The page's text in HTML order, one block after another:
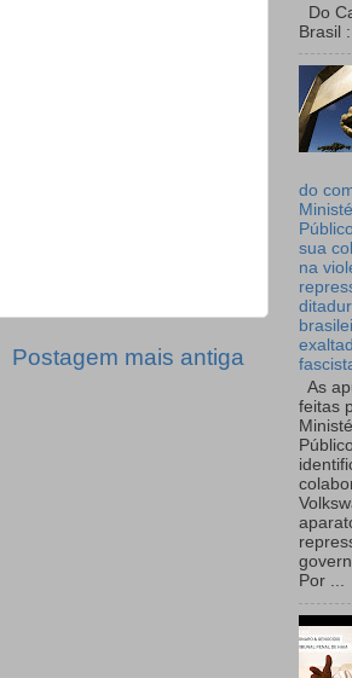
Postagem mais antiga
Do
Brasil :
do
sua
na
As
feitas
Por ...